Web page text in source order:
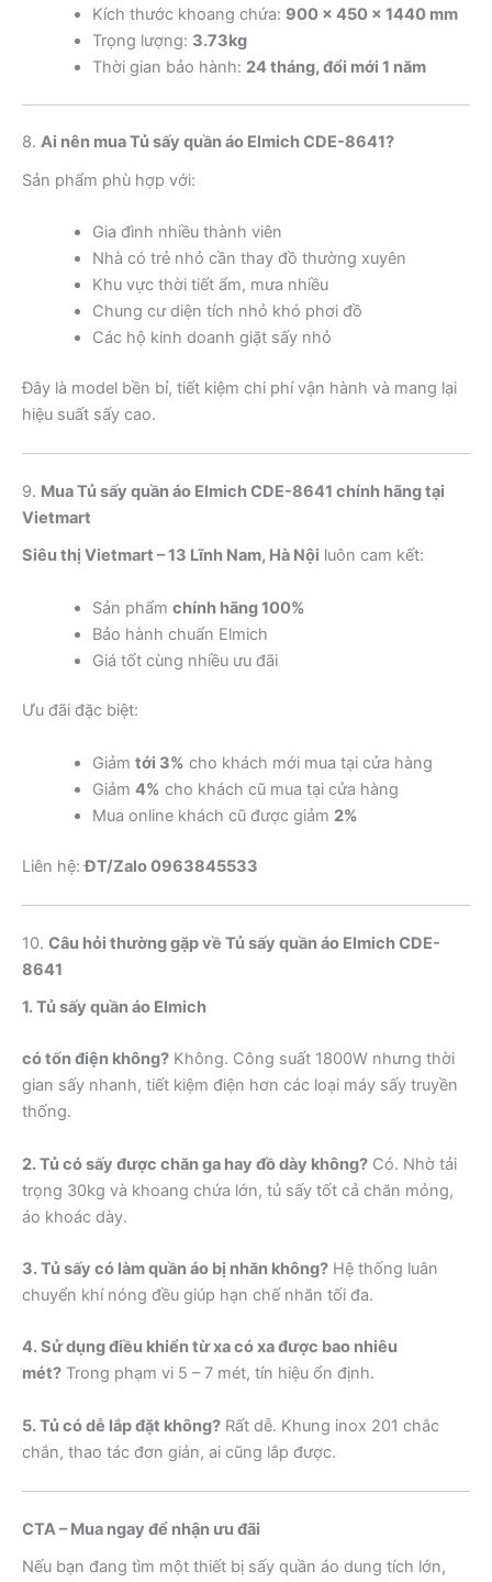
Kích thước khoang chứa: 900 x 450 x 1440 mm
Trọng lượng: 3.73kg
Thời gian bảo hành: 24 tháng, đổi mới 1 năm
8. Ai nên mua Tủ sấy quần áo Elmich CDE-8641?
Sản phẩm phù hợp với:
Gia đình nhiều thành viên
Nhà có trẻ nhỏ cần thay đồ thường xuyên
Khu vực thời tiết ẩm, mưa nhiều
Chung cư diện tích nhỏ khó phơi đồ
Các hộ kinh doanh giặt sấy nhỏ
Đây là model bền bỉ, tiết kiệm chi phí vận hành và mang lại
hiệu suất sấy cao.
9. Mua Tủ sấy quần áo Elmich CDE-8641 chính hãng tại
Vietmart
Siêu thị Vietmart – 13 Lĩnh Nam, Hà Nội luôn cam kết:
Sản phẩm chính hãng 100%
Bảo hành chuẩn Elmich
Giá tốt cùng nhiều ưu đãi
Ưu đãi đặc biệt:
Giảm tới 3% cho khách mới mua tại cửa hàng
Giảm 4% cho khách cũ mua tại cửa hàng
Mua online khách cũ được giảm 2%
Liên hệ:ĐT/Zalo 0963845533
10. Câu hỏi thường gặp về Tủ sấy quần áo Elmich CDE-
8641
1. Tủ sấy quần áo Elmich
có tốn điện không? Không. Công suất 1800W nhưng thời
gian sấy nhanh, tiết kiệm điện hơn các loại máy sấy truyền
thống.
2. Tủ có sấy được chăn ga hay đồ dày không? Có. Nhờ tải
trọng 30kg và khoang chứa lớn, tủ sấy tốt cả chăn mỏng,
áo khoác dày.
3. Tủ sấy có làm quần áo bị nhăn không? Hệ thống luân
chuyển khí nóng đều giúp hạn chế nhăn tối đa.
4. Sử dụng điều khiển từ xa có xa được bao nhiêu
mét? Trong phạm vi 5 – 7 mét, tín hiệu ổn định.
5. Tủ có dễ lắp đặt không? Rất dễ. Khung inox 201 chắc
chắn, thao tác đơn giản, ai cũng lắp được.
CTA – Mua ngay để nhận ưu đãi
Nếu bạn đang tìm một thiết bị sấy quần áo dung tích lớn,